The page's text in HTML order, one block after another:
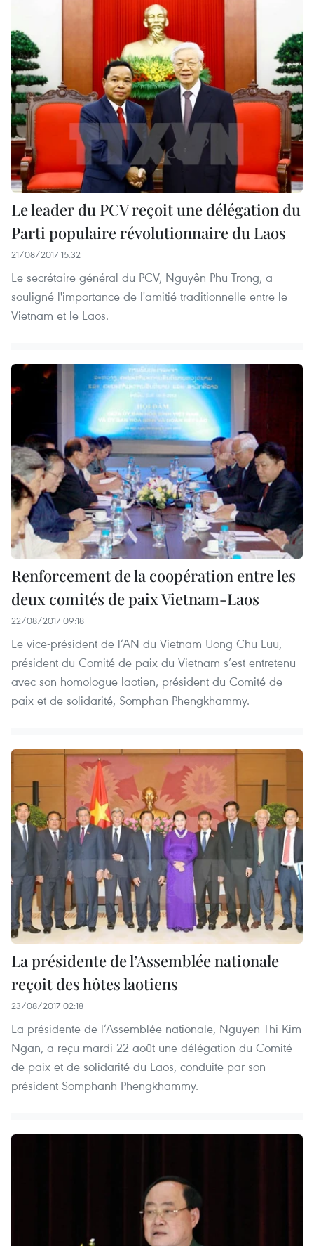
Le leader du PCV reçoit une délégation du
Parti populaire révolutionnaire du Laos
21/08/2017 15:32
Le secrétaire général du PCV, Nguyên Phu Trong, a
souligné l'importance de l'amitié traditionnelle entre le
Vietnam et le Laos.
Renforcement de la coopération entre les
deux comités de paix Vietnam-Laos
22/08/2017 09:18
Le vice-président de l’AN du Vietnam Uong Chu Luu,
président du Comité de paix du Vietnam s’est entretenu
avec son homologue laotien, président du Comité de
paix et de solidarité, Somphan Phengkhammy.
La présidente de l’Assemblée nationale
reçoit des hôtes laotiens
23/08/2017 02:18
La présidente de l’Assemblée nationale, Nguyen Thi Kim
Ngan, a reçu mardi 22 août une délégation du Comité
de paix et de solidarité du Laos, conduite par son
président Somphanh Phengkhammy.